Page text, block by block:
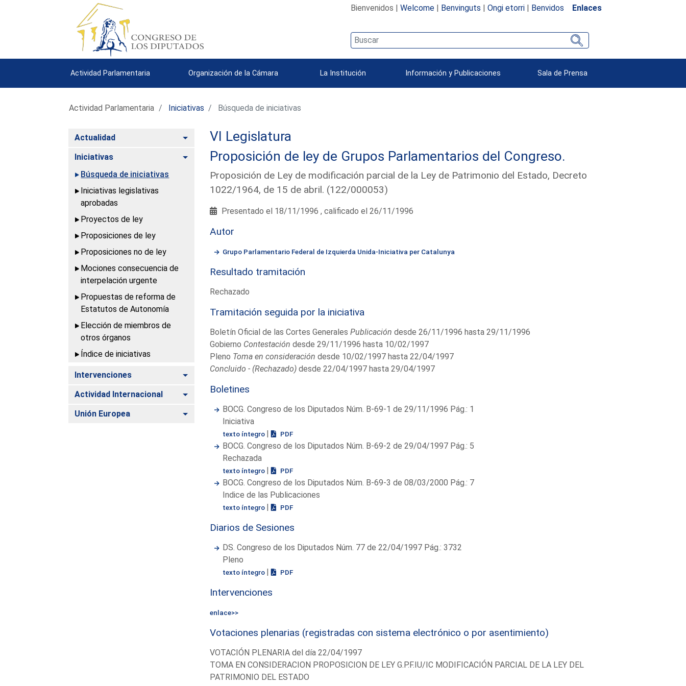
Bienvenidos | Welcome| Benvinguts | Ongi etorri| Benvidos Enlaces
Actividad Parlamentaria Organización de la Cámara La Institución Información y Publicaciones Sala de Prensa
Actividad Parlamentaria Iniciativas Búsqueda de iniciativas
Actualidad Alternar
Iniciativas
Alternar
Búsqueda de iniciativas
Iniciativas legislativas
aprobadas
Proyectos de ley
Proposiciones de ley
Proposiciones no de ley
Mociones consecuencia de
interpelación urgente
Propuestas de reforma de
Estatutos de Autonomía
Elección de miembros de
otros órganos
Índice de iniciativas
Intervenciones Alternar
Actividad Internacional Alternar
Unión Europea Alternar
VI Legislatura
Proposición de ley de Grupos Parlamentarios del Congreso.
Proposición de Ley de modificación parcial de la Ley de Patrimonio del Estado, Decreto
1022/1964, de 15 de abril. (122/000053)
Presentado el 18/11/1996 , calificado el 26/11/1996
Autor
Grupo Parlamentario Federal de Izquierda Unida-Iniciativa per Catalunya
Resultado tramitación
Rechazado
Tramitación seguida por la iniciativa
Boletín Oficial de las Cortes Generales Publicación desde 26/11/1996 hasta 29/11/1996
Gobierno Contestación desde 29/11/1996 hasta 10/02/1997
Pleno Toma en consideración desde 10/02/1997 hasta 22/04/1997
Concluido - (Rechazado)desde 22/04/1997 hasta 29/04/1997
Boletines
BOCG. Congreso de los Diputados Núm. B-69-1 de 29/11/1996 Pág.: 1
Iniciativa
texto íntegro | PDF
BOCG. Congreso de los Diputados Núm. B-69-2 de 29/04/1997 Pág.: 5
Rechazada
texto íntegro | PDF
BOCG. Congreso de los Diputados Núm. B-69-3 de 08/03/2000 Pág.: 7
Indice de las Publicaciones
texto íntegro | PDF
Diarios de Sesiones
DS. Congreso de los Diputados Núm. 77 de 22/04/1997 Pág.: 3732
Pleno
texto íntegro | PDF
Intervenciones
enlace>>
Votaciones plenarias (registradas con sistema electrónico o por asentimiento)
VOTACIÓN PLENARIA del día 22/04/1997
TOMA EN CONSIDERACION PROPOSICION DE LEY G.P.F.IU/IC MODIFICACIÓN PARCIAL DE LA LEY DEL
PATRIMONIO DEL ESTADO